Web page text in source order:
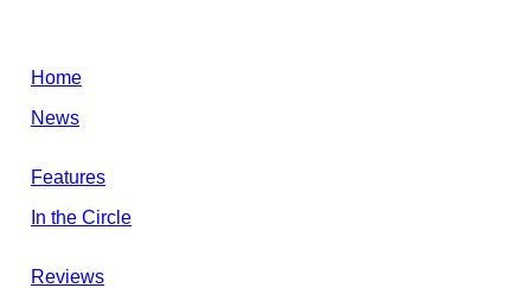
Home
News
Features
In the Circle
Reviews